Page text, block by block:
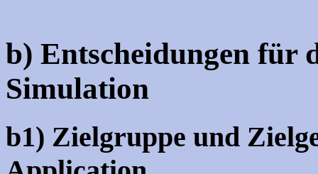
b) Entscheidungen für
Simulation
b1) Zielgruppe und